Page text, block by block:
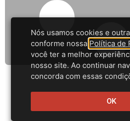
Nós usamos cookies e
conforme nossa Política de
você ter a melhor
nosso site. Ao continuar
concorda com essas
OK